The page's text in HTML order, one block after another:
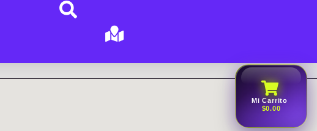
Mi Carrito
$0.00